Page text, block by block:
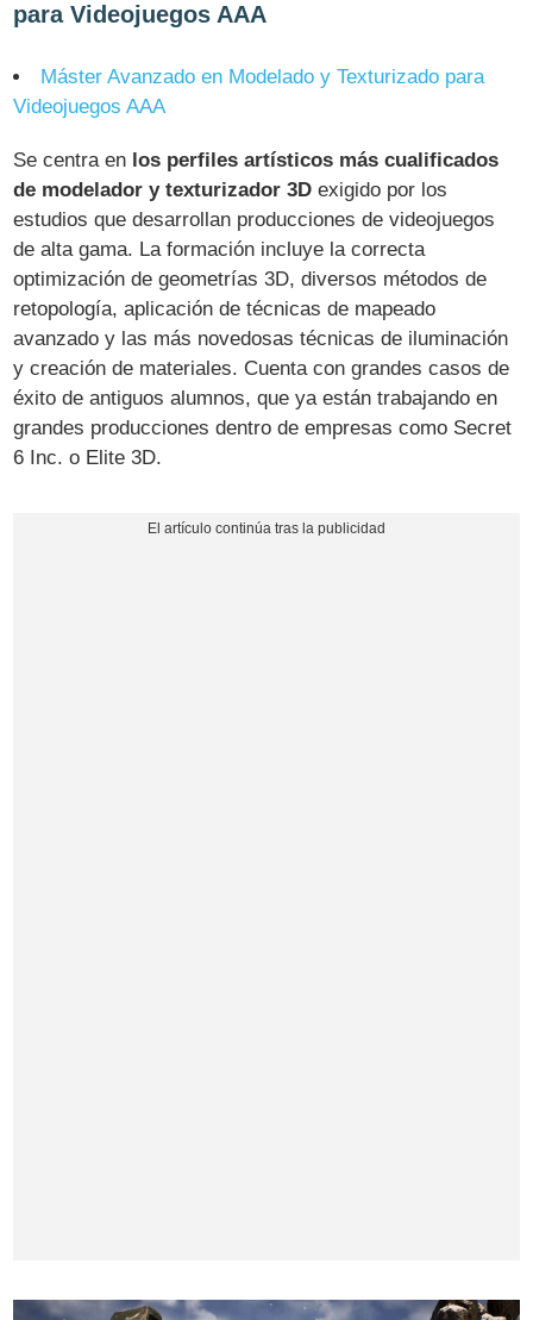
para Videojuegos AAA
Máster Avanzado en Modelado y Texturizado para
Videojuegos AAA
Se centra en los perfiles artísticos más cualificados
de modelador y texturizador 3D exigido por los
estudios que desarrollan producciones de videojuegos
de alta gama. La formación incluye la correcta
optimización de geometrías 3D, diversos métodos de
retopología, aplicación de técnicas de mapeado
avanzado y las más novedosas técnicas de iluminación
y creación de materiales. Cuenta con grandes casos de
éxito de antiguos alumnos, que ya están trabajando en
grandes producciones dentro de empresas como Secret
6 Inc. o Elite 3D.